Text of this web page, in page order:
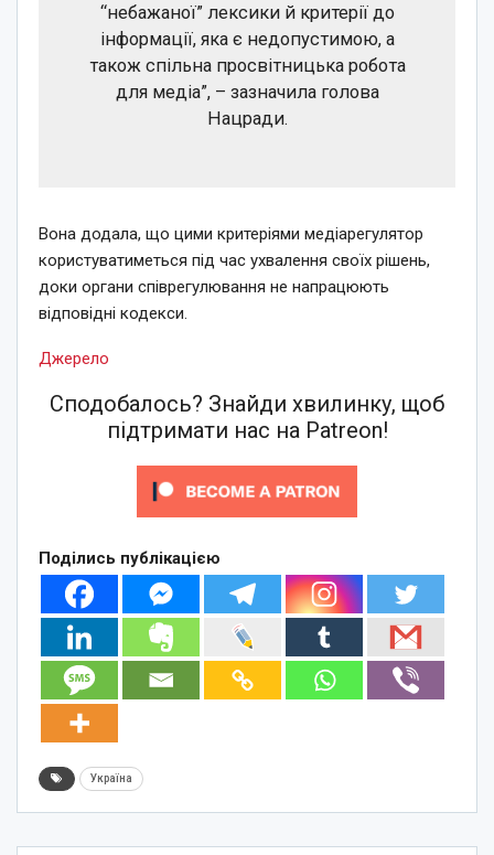
“небажаної” лексики й критерії до
інформації, яка є недопустимою, а
також спільна просвітницька робота
для медіа”, – зазначила голова
Нацради.
Вона додала, що цими критеріями медіарегулятор
користуватиметься під час ухвалення своїх рішень,
доки органи співрегулювання не напрацюють
відповідні кодекси.
Джерело
Сподобалось? Знайди хвилинку, щоб
підтримати нас на Patreon!
Поділись публікацією
Україна